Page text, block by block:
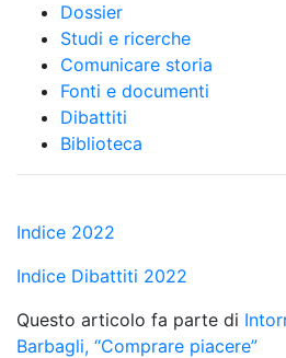
Dossier
Studi e ricerche
Comunicare storia
Fonti e documenti
Dibattiti
Biblioteca
Indice 2022
Indice Dibattiti 2022
Questo articolo fa parte di
Barbagli, “Comprare piacere”